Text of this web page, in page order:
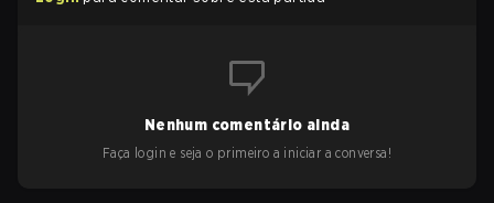
Nenhum comentário ainda
Faça login e seja o primeiro a iniciar a conversa!